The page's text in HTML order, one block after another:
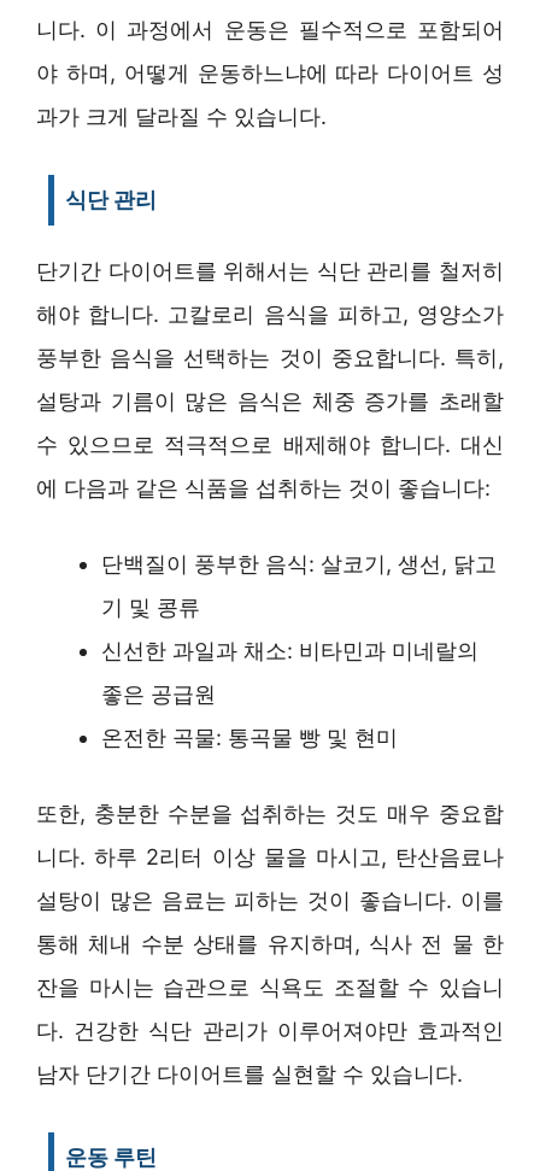
니다. 이 과정에서 운동은 필수적으로 포함되어
야 하며, 어떻게 운동하느냐에 따라 다이어트 성
과가 크게 달라질 수 있습니다.
식단 관리
단기간 다이어트를 위해서는 식단 관리를 철저히
해야 합니다. 고칼로리 음식을 피하고, 영양소가
풍부한 음식을 선택하는 것이 중요합니다. 특히,
설탕과 기름이 많은 음식은 체중 증가를 초래할
수 있으므로 적극적으로 배제해야 합니다. 대신
에 다음과 같은 식품을 섭취하는 것이 좋습니다:
단백질이 풍부한 음식: 살코기, 생선, 닭고
기 및 콩류
신선한 과일과 채소: 비타민과 미네랄의
좋은 공급원
온전한 곡물: 통곡물 빵 및 현미
또한, 충분한 수분을 섭취하는 것도 매우 중요합
니다. 하루 2리터 이상 물을 마시고, 탄산음료나
설탕이 많은 음료는 피하는 것이 좋습니다. 이를
통해 체내 수분 상태를 유지하며, 식사 전 물 한
잔을 마시는 습관으로 식욕도 조절할 수 있습니
다. 건강한 식단 관리가 이루어져야만 효과적인
남자 단기간 다이어트를 실현할 수 있습니다.
운동 루틴